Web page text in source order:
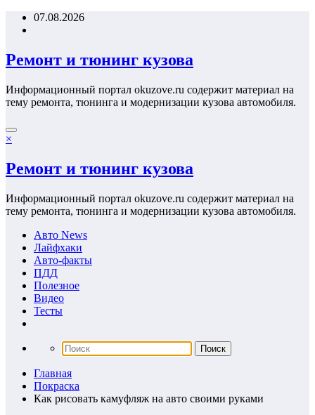
Перейти07.08.2026
Ремонт и тюнинг кузова
Информационный портал okuzove.ru содержит материал на
тему ремонта, тюнинга и модернизации кузова автомобиля.
×
Ремонт и тюнинг кузова
Информационный портал okuzove.ru содержит материал на
тему ремонта, тюнинга и модернизации кузова автомобиля.
Авто News
Лайфхаки
Авто-факты
ПДД
Полезное
Видео
Тесты
Главная
Покраска
Как рисовать камуфляж на авто своими руками